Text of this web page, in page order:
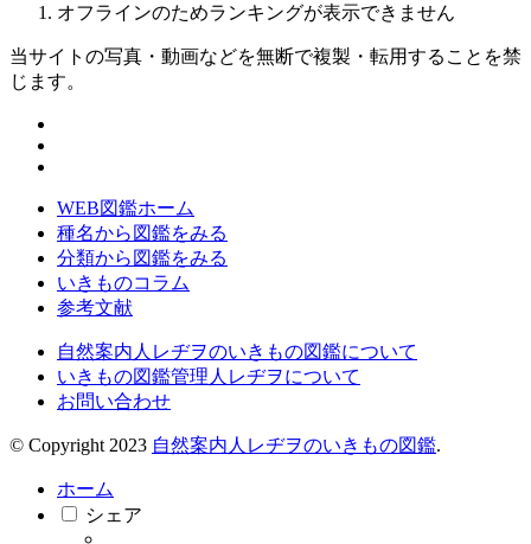
オフラインのためランキングが表示できません
当サイトの写真・動画などを無断で複製・転用することを禁
じます。
WEB図鑑ホーム
種名から図鑑をみる
分類から図鑑をみる
いきものコラム
参考文献
自然案内人レヂヲのいきもの図鑑について
いきもの図鑑管理人レヂヲについて
お問い合わせ
© Copyright 2023 自然案内人レヂヲのいきもの図鑑.
ホーム
シェア